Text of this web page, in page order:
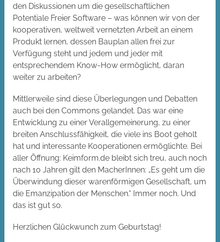
den Diskussionen um die gesellschaftlichen
Potentiale Freier Software – was können wir von der
kooperativen, weltweit vernetzten Arbeit an einem
Produkt lernen, dessen Bauplan allen frei zur
Verfügung steht und jedem und jeder mit
entsprechendem Know-How ermöglicht, daran
weiter zu arbeiten?
Mittlerweile sind diese Überlegungen und Debatten
auch bei den Commons gelandet. Das war eine
Entwicklung zu einer Verallgemeinerung, zu einer
breiten Anschlussfähigkeit, die viele ins Boot geholt
hat und interessante Kooperationen ermöglichte. Bei
aller Öffnung: Keimform.de bleibt sich treu, auch noch
nach 10 Jahren gilt den MacherInnen: „Es geht um die
Überwindung dieser warenförmigen Gesellschaft, um
die Emanzipation der Menschen.“ Immer noch. Und
das ist gut so.
Herzlichen Glückwunch zum Geburtstag!